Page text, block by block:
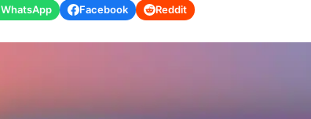
WhatsApp Facebook Reddit